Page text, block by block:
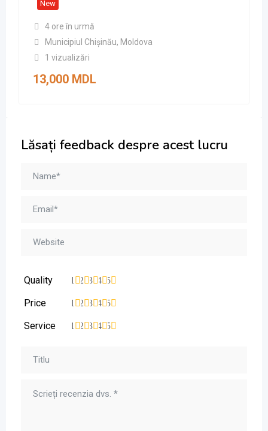
New
4 ore în urmă
Municipiul Chișinău, Moldova
1 vizualizări
13,000 MDL
Lăsați feedback despre acest lucru
Quality 5
4
3
2
1
Price 5
4
3
2
1
Service 5
4
3
2
1